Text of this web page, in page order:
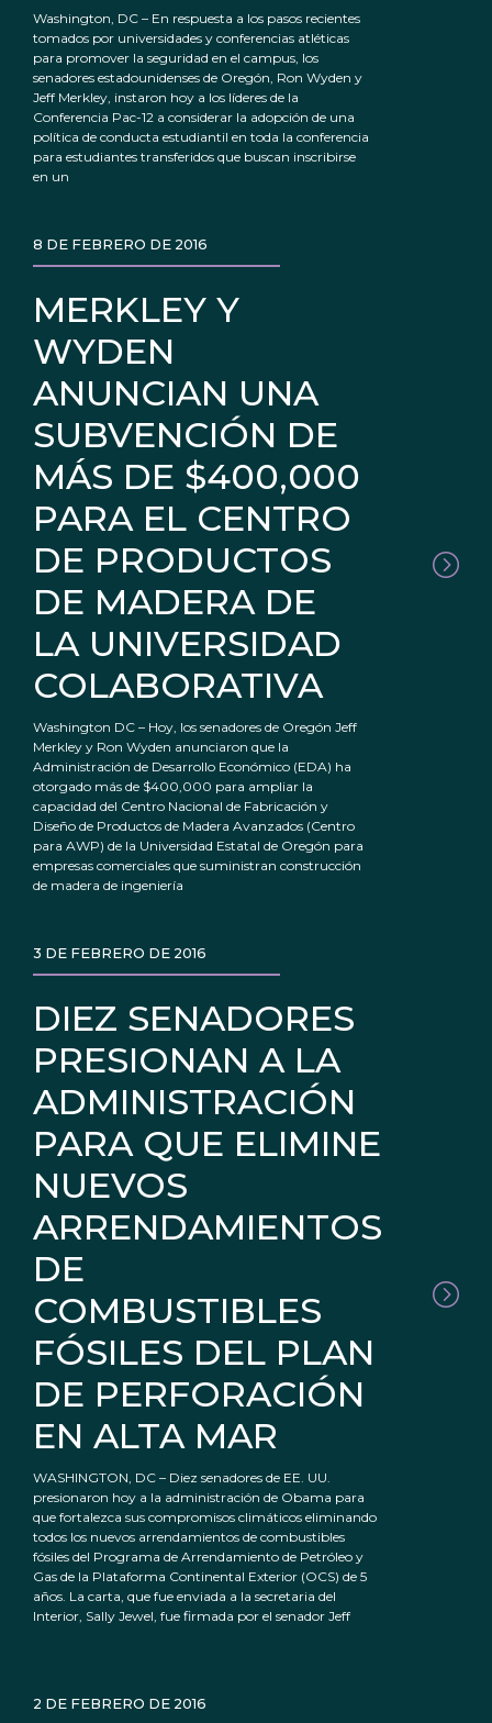
Washington, DC – En respuesta a los pasos recientes
tomados por universidades y conferencias atléticas
para promover la seguridad en el campus, los
senadores estadounidenses de Oregón, Ron Wyden y
Jeff Merkley, instaron hoy a los líderes de la
Conferencia Pac-12 a considerar la adopción de una
política de conducta estudiantil en toda la conferencia
para estudiantes transferidos que buscan inscribirse
en un
MERKLEY Y
WYDEN
ANUNCIAN UNA
SUBVENCIÓN DE
MÁS DE $400,000
PARA EL CENTRO
DE PRODUCTOS
DE MADERA DE
LA UNIVERSIDAD
COLABORATIVA
8 DE FEBRERO DE 2016
Washington DC – Hoy, los senadores de Oregón Jeff
Merkley y Ron Wyden anunciaron que la
Administración de Desarrollo Económico (EDA) ha
otorgado más de $400,000 para ampliar la
capacidad del Centro Nacional de Fabricación y
Diseño de Productos de Madera Avanzados (Centro
para AWP) de la Universidad Estatal de Oregón para
empresas comerciales que suministran construcción
de madera de ingeniería
DIEZ SENADORES
PRESIONAN A LA
ADMINISTRACIÓN
PARA QUE ELIMINE
NUEVOS
ARRENDAMIENTOS
DE
COMBUSTIBLES
FÓSILES DEL PLAN
DE PERFORACIÓN
EN ALTA MAR
3 DE FEBRERO DE 2016
WASHINGTON, DC – Diez senadores de EE. UU.
presionaron hoy a la administración de Obama para
que fortalezca sus compromisos climáticos eliminando
todos los nuevos arrendamientos de combustibles
fósiles del Programa de Arrendamiento de Petróleo y
Gas de la Plataforma Continental Exterior (OCS) de 5
años. La carta, que fue enviada a la secretaria del
Interior, Sally Jewel, fue firmada por el senador Jeff
2 DE FEBRERO DE 2016